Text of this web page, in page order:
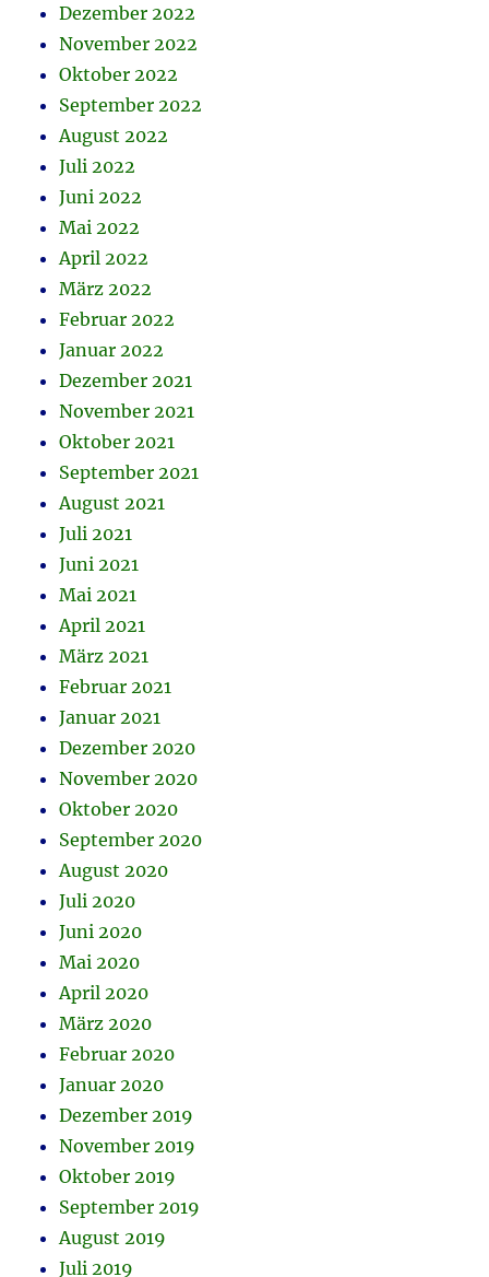
Dezember 2022
November 2022
Oktober 2022
September 2022
August 2022
Juli 2022
Juni 2022
Mai 2022
April 2022
März 2022
Februar 2022
Januar 2022
Dezember 2021
November 2021
Oktober 2021
September 2021
August 2021
Juli 2021
Juni 2021
Mai 2021
April 2021
März 2021
Februar 2021
Januar 2021
Dezember 2020
November 2020
Oktober 2020
September 2020
August 2020
Juli 2020
Juni 2020
Mai 2020
April 2020
März 2020
Februar 2020
Januar 2020
Dezember 2019
November 2019
Oktober 2019
September 2019
August 2019
Juli 2019